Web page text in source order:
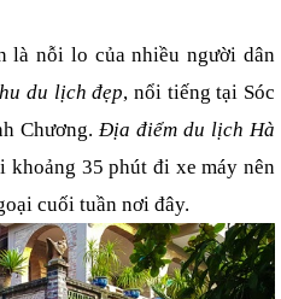
là nỗi lo của nhiều người dân
du lịch đẹp, nổi tiếng tại Sóc
Chương. Địa điểm du lịch Hà
khoảng 35 phút đi xe máy nên
cuối tuần nơi đây.